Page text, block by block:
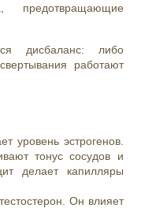
дисбаланс: либо
работают
уровень эстрогенов.
тонус сосудов и
делает капилляры
Он влияет